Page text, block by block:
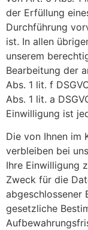
der Erfüllung
Durchführung
ist. In allen
unserem
Bearbeitung der
Abs. 1 lit. f
Abs. 1 lit. a
Einwilligung ist
Die von Ihnen im
verbleiben bei
Ihre Einwilligung
Zweck für die
abgeschlossener
gesetzliche